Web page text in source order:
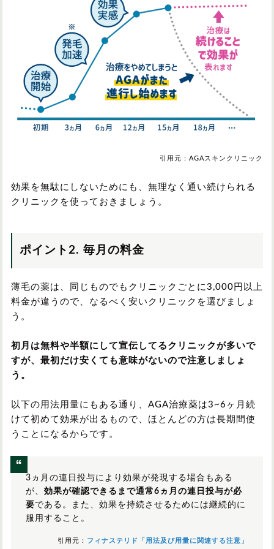
引用元：AGAスキンクリニック
効果を無駄にしないためにも、無理なく通い続けられる
クリニックを使っておきましょう。
ポイント2. 毎月の料金
薄毛の薬は、同じものでもクリニックごとに3,000円以上
料金が違うので、なるべく安いクリニックを選びましょ
う。
初月は無料や半額にして宣伝してるクリニックが多いで
すが、最初だけ安くても意味がないので注意しましょ
う。
以下の用法用量にもある通り、AGA治療薬は3~6ヶ月続
けて初めて効果が出るもので、ほとんどの方は長期間使
うことになるからです。
3ヵ月の連日投与により効果が発現する場合もある
が、 効果が確認できるまで通常6ヵ月の連日投与が必
要である。また、効果を持続させるためには継続的に
服用すること。
引用元： フィナステリド「用法及び用量に関連する注意」